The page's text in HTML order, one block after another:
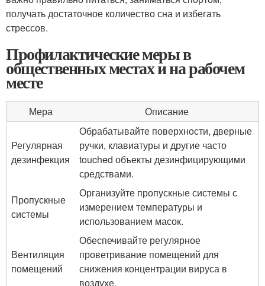
получать достаточное количество сна и избегать
стрессов.
Профилактические меры в
общественных местах и на рабочем
месте
Мера Описание
Регулярная
дезинфекция
Обрабатывайте поверхности, дверные
ручки, клавиатуры и другие часто
touched объекты дезинфицирующими
средствами.
Пропускные
системы
Организуйте пропускные системы с
измерением температуры и
использованием масок.
Вентиляция
помещений
Обеспечивайте регулярное
проветривание помещений для
снижения концентрации вируса в
воздухе.